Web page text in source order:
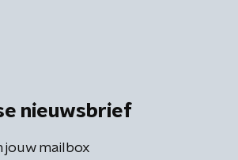
nieuwsbrief
jouw mailbox